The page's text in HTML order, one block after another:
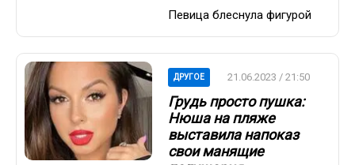
Певица блеснула фигурой
ДРУГОЕ 21.06.2023 / 21:50
Грудь просто пушка:
Нюша на пляже
выставила напоказ
свои манящие